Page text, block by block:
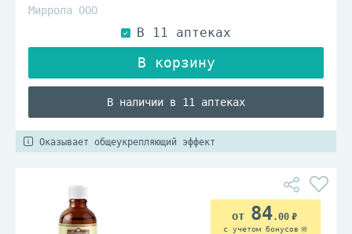
Миррола ООО
В наличии в 11 аптеках
Оказывает общеукрепляющий эффект
84.00
с учетом бонусов